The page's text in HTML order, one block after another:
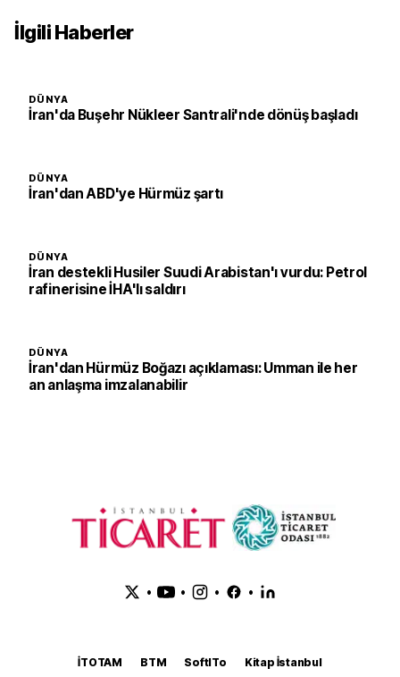
İlgili Haberler
DÜNYA
İran'da Buşehr Nükleer Santrali'nde dönüş başladı
DÜNYA
İran'dan ABD'ye Hürmüz şartı
DÜNYA
İran destekli Husiler Suudi Arabistan'ı vurdu: Petrol
rafinerisine İHA'lı saldırı
DÜNYA
İran'dan Hürmüz Boğazı açıklaması: Umman ile her
an anlaşma imzalanabilir
• • • •
İTOTAM BTM SoftITo
Kitap İstanbul